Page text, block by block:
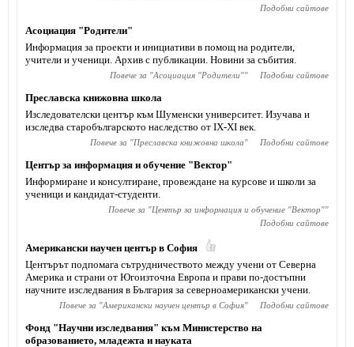
Подобни сайтове
Асоциация "Родители"
Информация за проекти и инициативи в помощ на родители,
учители и ученици. Архив с публикации. Новини за събития.
Повече за "Асоциация "Родители"" Подобни сайтове
Преславска книжовна школа
Изследователски център към Шуменски университет. Изучава и
изследва старобългарското наследство от IX-XI век.
Повече за "Преславска книжовна школа" Подобни сайтове
Център за информация и обучение "Вектор"
Информиране и консултиране, провеждане на курсове и школи за
ученици и кандидат-студенти.
Повече за "Център за информация и обучение "Вектор""
Подобни сайтове
Американски научен център в София
Центърът подпомага сътрудничеството между учени от Северна
Америка и страни от Югоизточна Европа и прави по-достъпни
научните изследвания в България за северноамерикански учени.
Повече за "Американски научен център в София" Подобни сайтове
Фонд "Научни изследвания" към Министерство на
образованието, младежта и науката